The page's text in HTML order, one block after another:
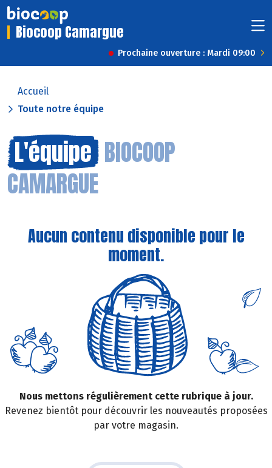
Biocoop Camargue
Prochaine ouverture : Mardi 09:00
Accueil
Toute notre équipe
L'équipe BIOCOOP
CAMARGUE
Aucun contenu disponible pour le
moment.
Nous mettons régulièrement cette rubrique à jour.
Revenez bientôt pour découvrir les nouveautés proposées
par votre magasin.